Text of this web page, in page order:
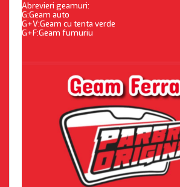
Abrevieri geamuri:
G:Geam auto
G+V:Geam cu tenta verde
G+F:Geam fumuriu